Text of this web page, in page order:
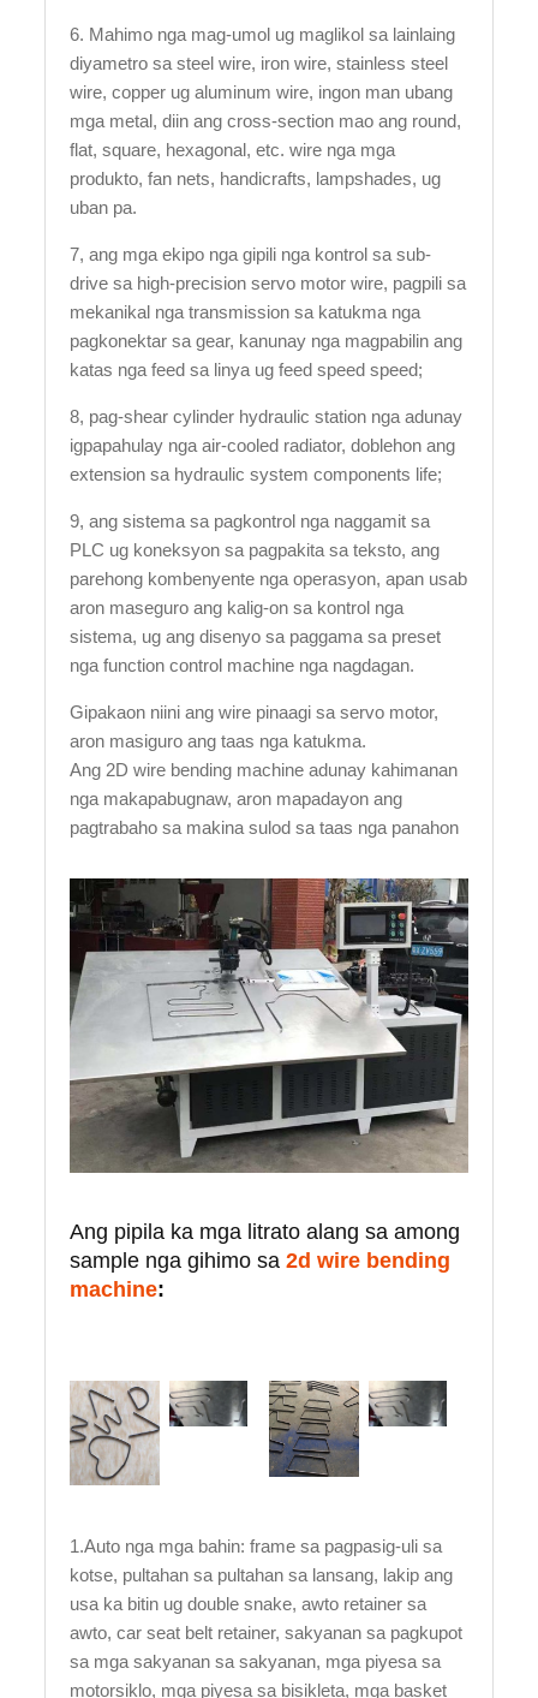
6. Mahimo nga mag-umol ug maglikol sa lainlaing
diyametro sa steel wire, iron wire, stainless steel
wire, copper ug aluminum wire, ingon man ubang
mga metal, diin ang cross-section mao ang round,
flat, square, hexagonal, etc. wire nga mga
produkto, fan nets, handicrafts, lampshades, ug
uban pa.
7, ang mga ekipo nga gipili nga kontrol sa sub-
drive sa high-precision servo motor wire, pagpili sa
mekanikal nga transmission sa katukma nga
pagkonektar sa gear, kanunay nga magpabilin ang
katas nga feed sa linya ug feed speed speed;
8, pag-shear cylinder hydraulic station nga adunay
igpapahulay nga air-cooled radiator, doblehon ang
extension sa hydraulic system components life;
9, ang sistema sa pagkontrol nga naggamit sa
PLC ug koneksyon sa pagpakita sa teksto, ang
parehong kombenyente nga operasyon, apan usab
aron maseguro ang kalig-on sa kontrol nga
sistema, ug ang disenyo sa paggama sa preset
nga function control machine nga nagdagan.
Gipakaon niini ang wire pinaagi sa servo motor,
aron masiguro ang taas nga katukma.
Ang 2D wire bending machine adunay kahimanan
nga makapabugnaw, aron mapadayon ang
pagtrabaho sa makina sulod sa taas nga panahon
Ang pipila ka mga litrato alang sa among
sample nga gihimo sa 2d wire bending
machine:
1.Auto nga mga bahin: frame sa pagpasig-uli sa
kotse, pultahan sa pultahan sa lansang, lakip ang
usa ka bitin ug double snake, awto retainer sa
awto, car seat belt retainer, sakyanan sa pagkupot
sa mga sakyanan sa sakyanan, mga piyesa sa
motorsiklo, mga piyesa sa bisikleta, mga basket